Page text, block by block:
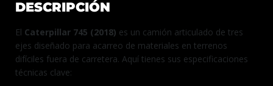
DESCRIPCIÓN
El Caterpillar 745 (2018) es un camión articulado de tres
ejes diseñado para acarreo de materiales en terrenos
difíciles fuera de carretera. Aquí tienes sus especificaciones
técnicas clave: